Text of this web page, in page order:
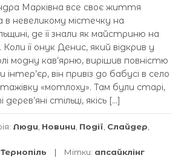
Марківна все своє життя
в невеликому містечку на
де її знали як майстриню на
Коли її онук Денис, який відкрив у
модну кав’ярню, вирішив повністю
він привіз до бабусі в село
«мотлоху». Там були старі,
стільці, якісь […]
Люди Новини Події Слайдер
Тернопіль Мітки: апсайклінг